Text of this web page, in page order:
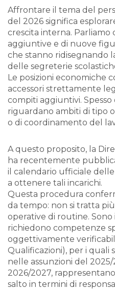
Affrontare il tema del
del 2026 significa
crescita interna. Parliamo
aggiuntive e di nuove
che stanno ridisegnando
delle segreterie
Le posizioni economiche
accessori strettamente
compiti aggiuntivi.
riguardano ambiti di tipo
o di coordinamento del
A questo proposito, la
ha recentemente
il calendario ufficiale
a ottenere tali incarichi.
Questa procedura
da tempo: non si tratta
operative di routine.
richiedono competenze
oggettivamente
Qualificazioni), per i quali
nelle assunzioni del 2025/
2026/2027,
salto in termini di